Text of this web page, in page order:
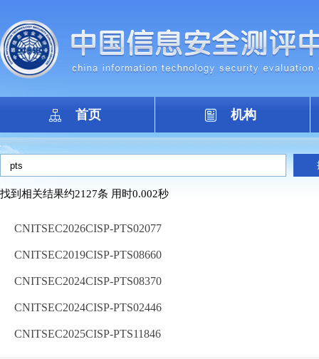
首页 机构
找到相关结果约2127条 用时0.002秒
CNITSEC2026CISP-PTS02077
CNITSEC2019CISP-PTS08660
CNITSEC2024CISP-PTS08370
CNITSEC2024CISP-PTS02446
CNITSEC2025CISP-PTS11846